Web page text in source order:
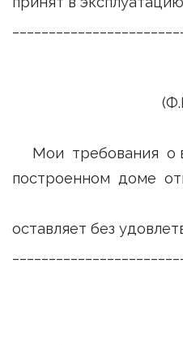
Мои требования о
построенном доме
оставляет без